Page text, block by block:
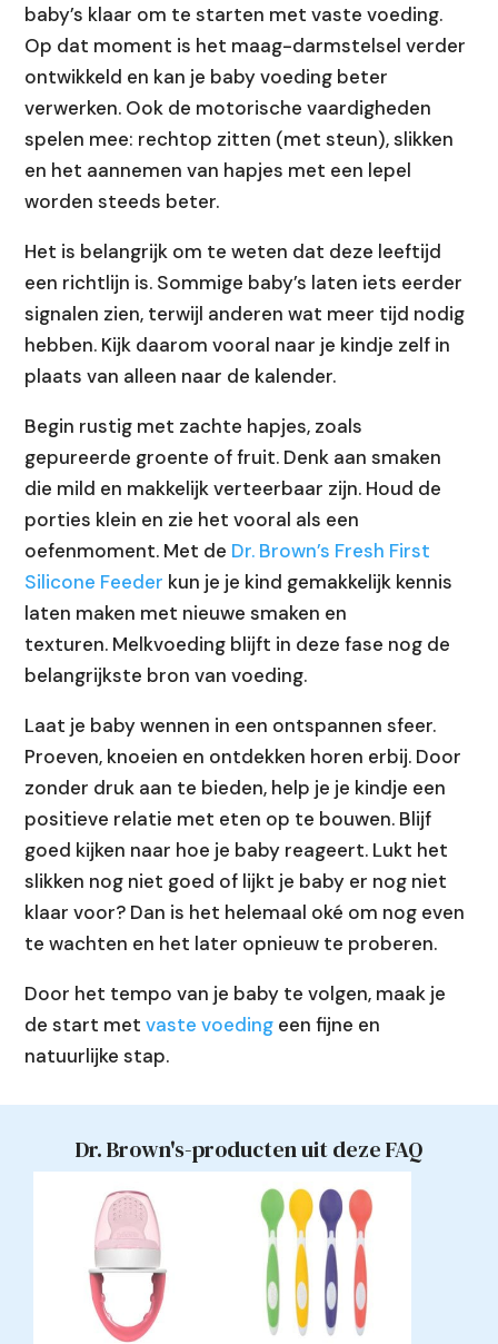
baby’s klaar om te starten met vaste voeding.
Op dat moment is het maag-darmstelsel verder
ontwikkeld en kan je baby voeding beter
verwerken. Ook de motorische vaardigheden
spelen mee: rechtop zitten (met steun), slikken
en het aannemen van hapjes met een lepel
worden steeds beter.
Het is belangrijk om te weten dat deze leeftijd
een richtlijn is. Sommige baby’s laten iets eerder
signalen zien, terwijl anderen wat meer tijd nodig
hebben. Kijk daarom vooral naar je kindje zelf in
plaats van alleen naar de kalender.
Begin rustig met zachte hapjes, zoals
gepureerde groente of fruit. Denk aan smaken
die mild en makkelijk verteerbaar zijn. Houd de
porties klein en zie het vooral als een
oefenmoment. Met de Dr. Brown’s Fresh First
Silicone Feeder kun je je kind gemakkelijk kennis
laten maken met nieuwe smaken en
texturen. Melkvoeding blijft in deze fase nog de
belangrijkste bron van voeding.
Laat je baby wennen in een ontspannen sfeer.
Proeven, knoeien en ontdekken horen erbij. Door
zonder druk aan te bieden, help je je kindje een
positieve relatie met eten op te bouwen. Blijf
goed kijken naar hoe je baby reageert. Lukt het
slikken nog niet goed of lijkt je baby er nog niet
klaar voor? Dan is het helemaal oké om nog even
te wachten en het later opnieuw te proberen.
Door het tempo van je baby te volgen, maak je
de start metvaste voeding een fijne en
natuurlijke stap.
Dr. Brown's-producten uit deze FAQ